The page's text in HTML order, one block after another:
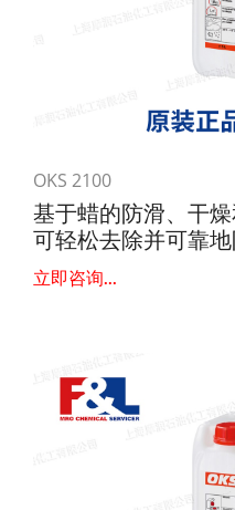
OKS 2100
基于蜡的防滑、干
可轻松去除并可靠
立即咨询...